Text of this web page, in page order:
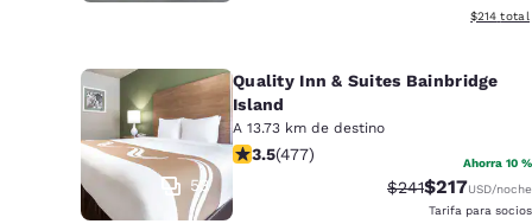
English
Asia-Pacífico
Ver
$214 total
53
Quality Inn & Suites Bainbridge
Island
A 13.73 km de destino
calificación de 3.54 estrellas. Bueno.
3.5(477) Ahorra 10 %
Precio tachado:
$241Precio con
$217USD/noche
Tarifa para socios